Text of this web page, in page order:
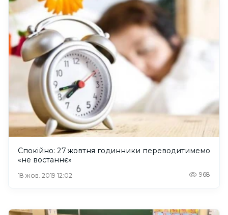
Спокійно: 27 жовтня годинники переводитимемо
«не востаннє»
18 жов. 2019 12:02 968